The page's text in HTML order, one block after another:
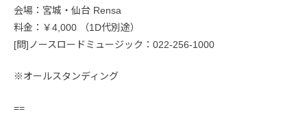
会場：宮城・仙台 Rensa
料金：￥4,000 （1D代別途）
[問]ノースロードミュージック：022-256-1000
※オールスタンディング
==